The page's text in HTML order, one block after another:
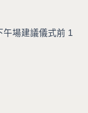
午場建議儀式前 1